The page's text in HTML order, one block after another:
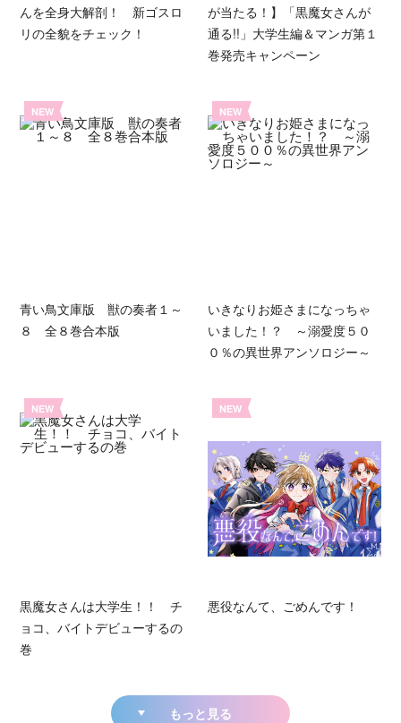
んを全身大解剖！ 新ゴスロ
リの全貌をチェック！
が当たる！】「黒魔女さんが
通る!!」大学生編＆マンガ第１
巻発売キャンペーン
NEW
青い鳥文庫版 獣の奏者１～
８ 全８巻合本版
NEW
いきなりお姫さまになっちゃ
いました！？ ～溺愛度５０
０％の異世界アンソロジー～
NEW
黒魔女さんは大学生！！ チ
ョコ、バイトデビューするの
巻
NEW
悪役なんて、ごめんです！
もっと見る